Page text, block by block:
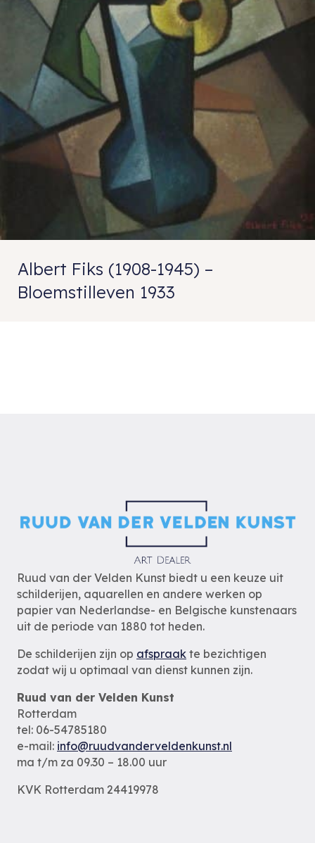
Albert Fiks (1908-1945) –
Bloemstilleven 1933
Ruud van der Velden Kunst biedt u een keuze uit
schilderijen, aquarellen en andere werken op
papier van Nederlandse- en Belgische kunstenaars
uit de periode van 1880 tot heden.
De schilderijen zijn op afspraak te bezichtigen
zodat wij u optimaal van dienst kunnen zijn.
Ruud van der Velden Kunst
Rotterdam
tel: 06-54785180
e-mail: info@ruudvanderveldenkunst.nl
ma t/m za 09.30 – 18.00 uur
KVK Rotterdam 24419978